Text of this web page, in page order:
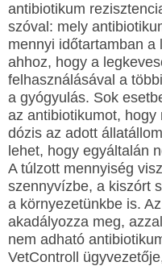
antibiotikum
szóval: mely
mennyi időtartamban a
ahhoz, hogy a
felhasználásával a
a gyógyulás. Sok
az antibiotikumot,
dózis az adott
lehet, hogy egyáltalán
A túlzott mennyiség
szennyvízbe, a kiszórt
a környezetünkbe is.
akadályozza meg,
nem adható
VetControll